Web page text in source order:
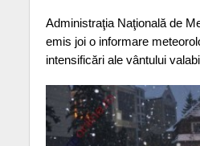
Administraţia Naţională de
emis joi o informare
intensificări ale vântului